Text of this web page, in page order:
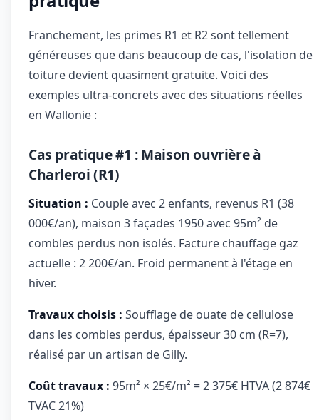
Franchement, les primes R1 et R2 sont tellement
généreuses que dans beaucoup de cas, l'isolation de
toiture devient quasiment gratuite. Voici des
exemples ultra-concrets avec des situations réelles
en Wallonie :
Cas pratique #1 : Maison ouvrière à
Charleroi (R1)
Situation : Couple avec 2 enfants, revenus R1 (38
000€/an), maison 3 façades 1950 avec 95m² de
combles perdus non isolés. Facture chauffage gaz
actuelle : 2 200€/an. Froid permanent à l'étage en
hiver.
Travaux choisis : Soufflage de ouate de cellulose
dans les combles perdus, épaisseur 30 cm (R=7),
réalisé par un artisan de Gilly.
Coût travaux : 95m² × 25€/m² = 2 375€ HTVA (2 874€
TVAC 21%)